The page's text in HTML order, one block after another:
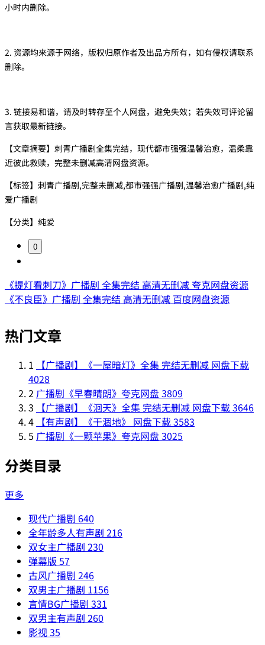
小时内删除。
2. 资源均来源于网络，版权归原作者及出品方所有，如有侵权请联系
删除。
3. 链接易和谐，请及时转存至个人网盘，避免失效；若失效可评论留
言获取最新链接。
【文章摘要】刺青广播剧全集完结，现代都市强强温馨治愈，温柔靠
近彼此救赎，完整未删减高清网盘资源。
【标签】刺青广播剧,完整未删减,都市强强广播剧,温馨治愈广播剧,纯
爱广播剧
【分类】纯爱
0
《提灯看刺刀》广播剧 全集完结 高清无删减 夸克网盘资源
《不良臣》广播剧 全集完结 高清无删减 百度网盘资源
热门文章
1
【广播剧】《一屋暗灯》全集 完结无删减 网盘下载
4028
2 广播剧《早春晴朗》夸克网盘3809
3
【广播剧】《洄天》全集 完结无删减 网盘下载3646
4 【有声剧】《干涸地》 网盘下载3583
5 广播剧《一颗苹果》夸克网盘3025
分类目录
更多
现代广播剧 640
全年龄多人有声剧 216
双女主广播剧 230
弹幕版 57
古风广播剧 246
双男主广播剧 1156
言情BG广播剧 331
双男主有声剧 260
影视35